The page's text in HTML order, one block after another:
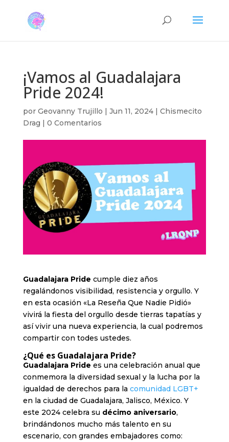
¡Vamos al Guadalajara
Pride 2024!
por Geovanny Trujillo | Jun 11, 2024| Chismecito
Drag | 0 Comentarios
Guadalajara Pride cumple diez años
regalándonos visibilidad, resistencia y orgullo. Y
en esta ocasión «La Reseña Que Nadie Pidió»
vivirá la fiesta del orgullo desde tierras tapatías y
así vivir una nueva experiencia, la cual podremos
compartir con todes ustedes.
¿Qué es Guadalajara Pride?
Guadalajara Pride es una celebración anual que
conmemora la diversidad sexual y la lucha por la
igualdad de derechos para la comunidad LGBT+
en la ciudad de Guadalajara, Jalisco, México. Y
este 2024 celebra su décimo aniversario,
brindándonos mucho más talento en su
escenario, con grandes embajadores como: